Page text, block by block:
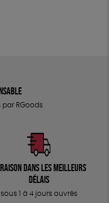
RGoods
dans les meilleurs
délais
sous 1 à 4 jours ouvrés